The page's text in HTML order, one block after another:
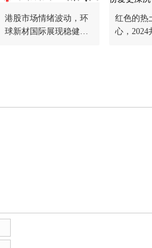
港股市场情绪波动，环
球新材国际展现稳健发
红色的热
心，2024